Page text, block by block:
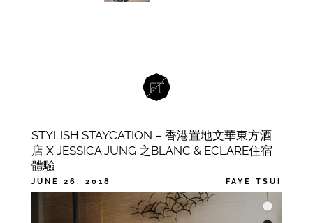
STYLISH STAYCATION – 香港置地文華東方酒
店 X JESSICA JUNG 之BLANC & ECLARE住宿
體驗
JUNE 26, 2018 FAYE TSUI
CATEGORIES